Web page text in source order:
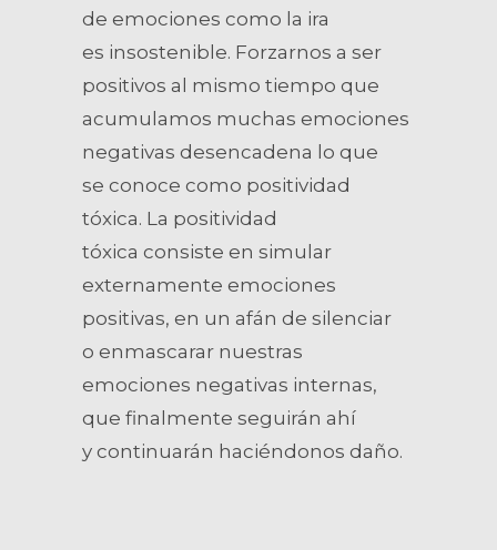
de emociones como la ira
es insostenible. Forzarnos a ser
positivos al mismo tiempo que
acumulamos muchas emociones
negativas desencadena lo que
se conoce como positividad
tóxica. La positividad
tóxica consiste en simular
externamente emociones
positivas, en un afán de silenciar
o enmascarar nuestras
emociones negativas internas,
que finalmente seguirán ahí
y continuarán haciéndonos daño.